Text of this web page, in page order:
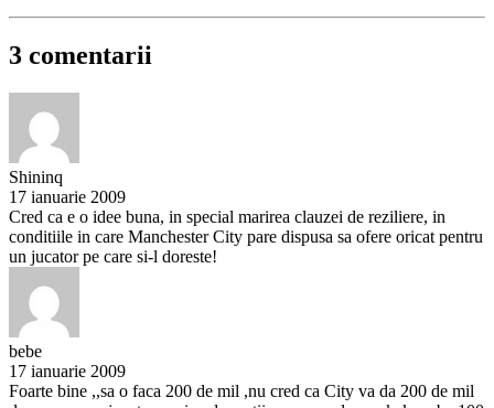
3 comentarii
Shininq
17 ianuarie 2009
Cred ca e o idee buna, in special marirea clauzei de reziliere, in
conditiile in care Manchester City pare dispusa sa ofere oricat pentru
un jucator pe care si-l doreste!
bebe
17 ianuarie 2009
Foarte bine ,,sa o faca 200 de mil ,nu cred ca City va da 200 de mil